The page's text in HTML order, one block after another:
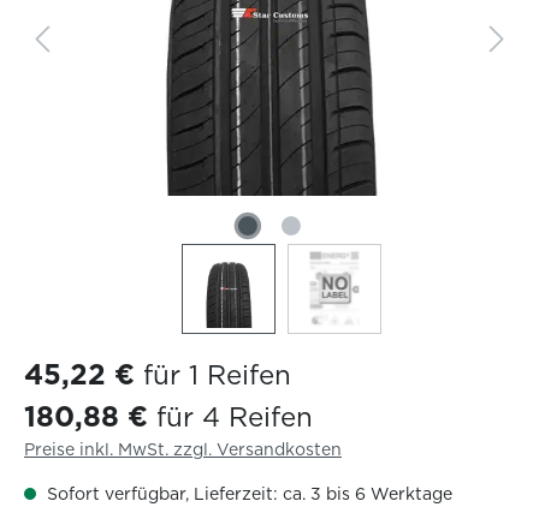
45,22 € für 1 Reifen
180,88 € für 4 Reifen
Preise inkl. MwSt. zzgl. Versandkosten
Sofort verfügbar, Lieferzeit: ca. 3 bis 6 Werktage